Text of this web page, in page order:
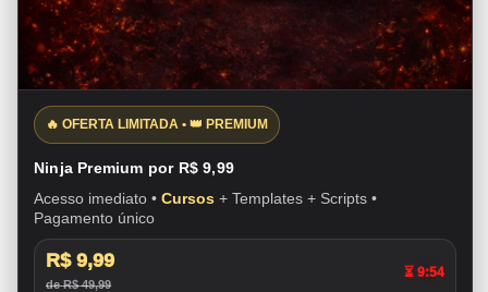
🔥 OFERTA LIMITADA • 👑 PREMIUM
Ninja Premium por R$ 9,99
Acesso imediato • Cursos + Templates + Scripts •
Pagamento único
R$ 9,99
de R$ 49,99
⏳ 9:53